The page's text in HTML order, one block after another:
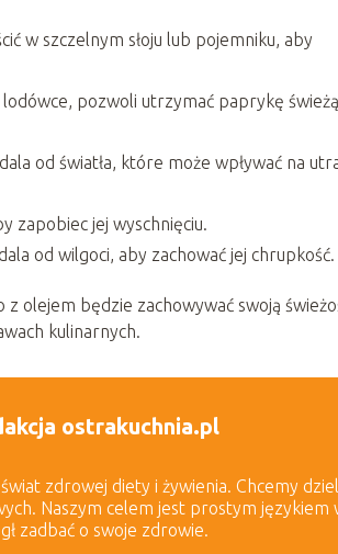
w szczelnym słoju lub pojemniku, aby
pozwoli utrzymać paprykę świeżą
od światła, które może wpływać na
zapobiec jej wyschnięciu.
od wilgoci, aby zachować jej chrupkość.
olejem będzie zachowywać swoją
kulinarnych.
ostrakuchnia.pl
zdrowej diety i żywienia. Chcemy
Naszym celem jest prostym językiem
zadbać o swoje zdrowie.